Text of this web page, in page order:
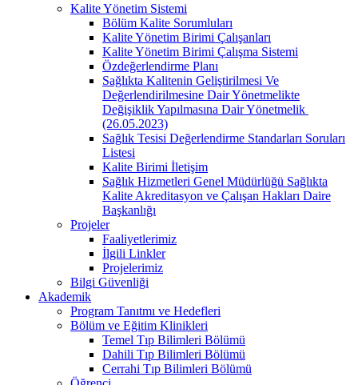
Kalite Yönetim Sistemi
Bölüm Kalite Sorumluları
Kalite Yönetim Birimi Çalışanları
Kalite Yönetim Birimi Çalışma Sistemi
Özdeğerlendirme Planı
Sağlıkta Kalitenin Geliştirilmesi Ve
Değerlendirilmesine Dair Yönetmelikte
Değişiklik Yapılmasına Dair Yönetmelik ​
(26.05.2023)
Sağlık Tesisi Değerlendirme Standarları Soruları
Listesi
Kalite Birimi İletişim
Sağlık Hizmetleri Genel Müdürlüğü Sağlıkta
Kalite Akreditasyon ve Çalışan Hakları Daire
Başkanlığı
Projeler
Faaliyetlerimiz
İlgili Linkler
Projelerimiz
Bilgi Güvenliği
Akademik
Program Tanıtmı ve Hedefleri
Bölüm ve Eğitim Klinikleri
Temel Tıp Bilimleri Bölümü
Dahili Tıp Bilimleri Bölümü
Cerrahi Tıp Bilimleri Bölümü